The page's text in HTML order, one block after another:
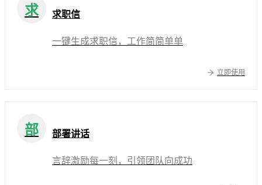
求 求职信
一键生成求职信，工作简简单单
立即使用
部 部署讲话
言辞激励每一刻，引领团队向成功